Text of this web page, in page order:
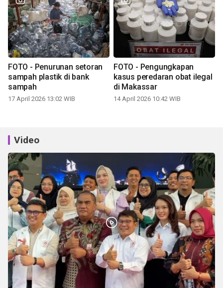
FOTO - Penurunan setoran
sampah plastik di bank
sampah
17 April 2026 13:02 WIB
FOTO - Pengungkapan
kasus peredaran obat ilegal
di Makassar
14 April 2026 10:42 WIB
Video